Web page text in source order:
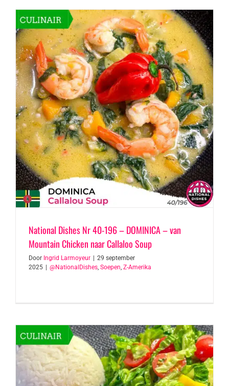
National Dishes Nr 40-196 – DOMINICA – van
Mountain Chicken naar Callaloo Soup
Door Ingrid Larmoyeur
29 september
2025
@NationalDishes, Soepen, Z-Amerika